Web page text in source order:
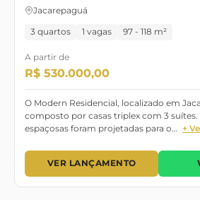
Jacarepaguá
3 quartos 1 vagas 97 - 118 m²
A partir de
R$ 530.000,00
O Modern Residencial, localizado em
composto por casas triplex com 3 suítes.
espaçosas foram projetadas para o… +
VER LANÇAMENTO